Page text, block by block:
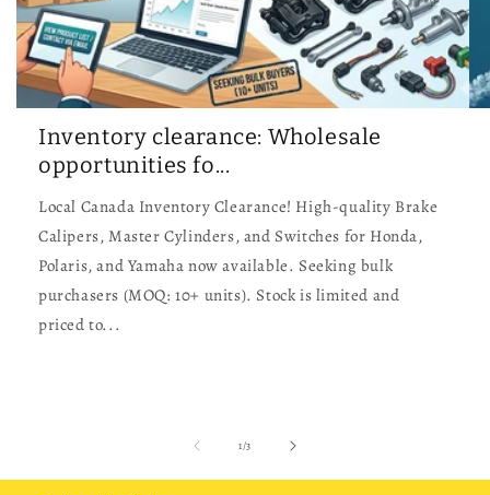
Inventory clearance: Wholesale
opportunities fo...
Local Canada Inventory Clearance! High-quality Brake
Calipers, Master Cylinders, and Switches for Honda,
Polaris, and Yamaha now available. Seeking bulk
purchasers (MOQ: 10+ units). Stock is limited and
priced to...
1/von
3